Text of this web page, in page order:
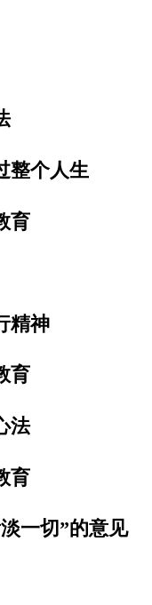
整个人生
育
精神
育
法
育
一切”的意见